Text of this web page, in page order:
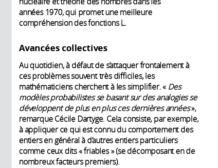
années 1970, qui promet une meilleure
compréhension des fonctions L.
Avancées collectives
Au quotidien, à défaut de s’attaquer frontalement à
ces problèmes souvent très difficiles, les
mathématiciens cherchent à les simplifier. « Des
modèles probabilistes se basant sur des analogies se
développent de plus en plus ces dernières années»,
remarque Cécile Dartyge. Cela consiste, par exemple,
à appliquer ce qui est connu du comportement des
entiers en général à d’autres entiers particuliers
comme ceux dits « friables » (se décomposant en de
nombreux facteurs premiers).